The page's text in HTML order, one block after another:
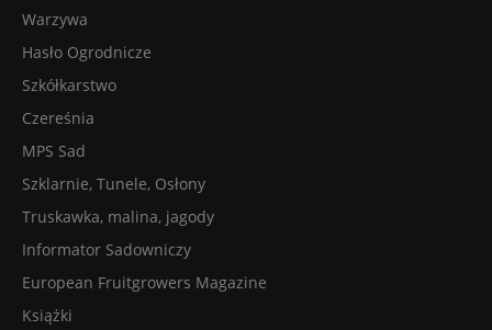
Warzywa
Hasło Ogrodnicze
Szkółkarstwo
Czereśnia
MPS Sad
Szklarnie, Tunele, Osłony
Truskawka, malina, jagody
Informator Sadowniczy
European Fruitgrowers Magazine
Książki